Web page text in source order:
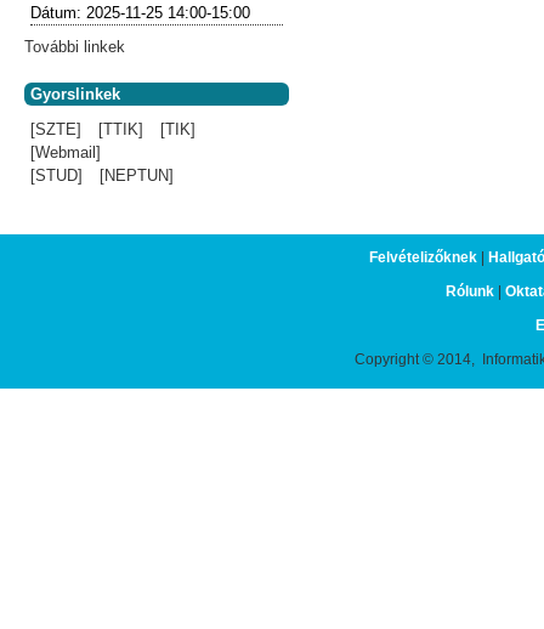
Dátum: 2025-11-25 14:00-15:00
További linkek
Gyorslinkek
[SZTE]
[TTIK]
[TIK]
[Webmail]
[STUD]
[NEPTUN]
Felvételizőknek|
Rólunk|
Copyright © 2014,